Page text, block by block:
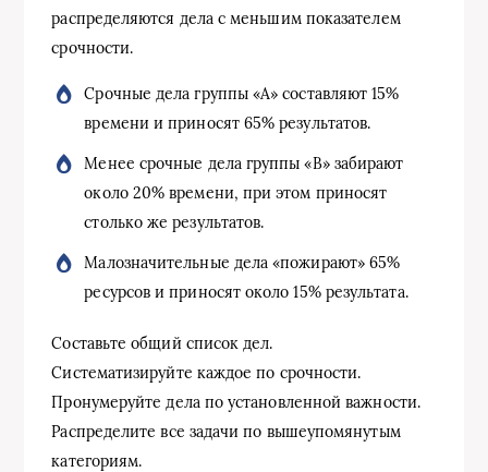
распределяются дела с меньшим показателем
срочности.
Срочные дела группы «А» составляют 15%
времени и приносят 65% результатов.
Менее срочные дела группы «В» забирают
около 20% времени, при этом приносят
столько же результатов.
Малозначительные дела «пожирают» 65%
ресурсов и приносят около 15% результата.
Составьте общий список дел.
Систематизируйте каждое по срочности.
Пронумеруйте дела по установленной важности.
Распределите все задачи по вышеупомянутым
категориям.